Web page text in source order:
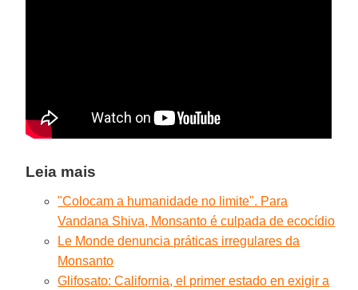
Leia mais
"Colocam a humanidade no limite". Para
Vandana Shiva, Monsanto é culpada de ecocídio
Le Monde denuncia práticas irregulares da
Monsanto
Glifosato: California, el primer estado en exigir a